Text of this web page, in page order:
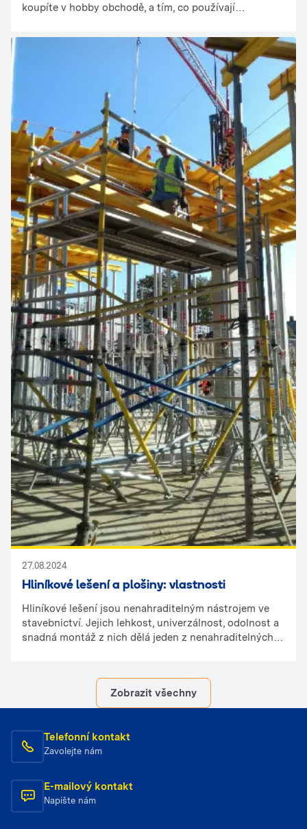
koupíte v hobby obchodě, a tím, co používají
se pustíte do práce.
27.08.2024
Hliníkové lešení a plošiny: vlastnosti
Hliníkové lešení jsou nenahraditelným nástrojem ve
stavebnictví. Jejich lehkost, univerzálnost, odolnost a
snadná montáž z nich dělá jeden z nenahraditelných
Zobrazit všechny
Telefonní kontakt
Zavolejte nám
E-mailový kontakt
Napište nám